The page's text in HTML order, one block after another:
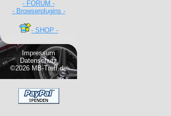
- FORUM -
- Browserplugins -
- SHOP -
Impressum
Datenschutz
©2026 MB-Treff.de